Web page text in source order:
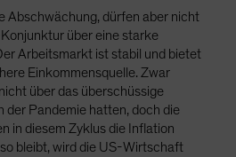
Abschwächung, dürfen aber nicht
über eine starke
Arbeitsmarkt ist stabil und bietet
Einkommensquelle. Zwar
über das überschüssige
der Pandemie hatten, doch die
in diesem Zyklus die Inflation
bleibt, wird die US-Wirtschaft